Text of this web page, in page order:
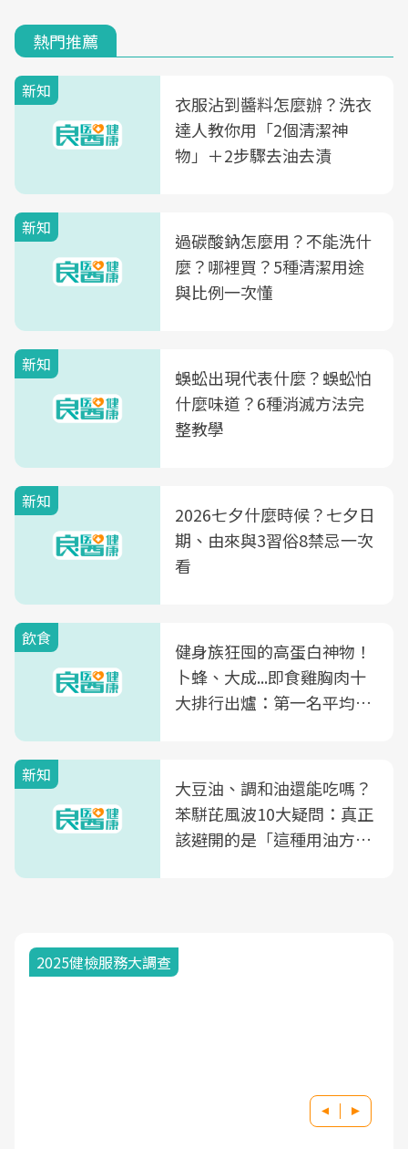
熱門推薦
新知
衣服沾到醬料怎麼辦？洗衣
達人教你用「2個清潔神
物」＋2步驟去油去漬
新知
過碳酸鈉怎麼用？不能洗什
麼？哪裡買？5種清潔用途
與比例一次懂
新知
蜈蚣出現代表什麼？蜈蚣怕
什麼味道？6種消滅方法完
整教學
新知
2026七夕什麼時候？七夕日
期、由來與3習俗8禁忌一次
看
飲食
健身族狂囤的高蛋白神物！
卜蜂、大成...即食雞胸肉十
大排行出爐：第一名平均一
新知
大豆油、調和油還能吃嗎？
苯駢芘風波10大疑問：真正
該避開的是「這種用油方
2025健檢服務大調查